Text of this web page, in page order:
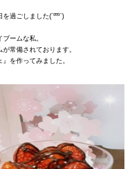
過ごしました(´罒`)
ームな私。
常備されております。
』を作ってみました。